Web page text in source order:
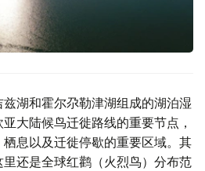
湖和霍尔尕勒津湖组成的湖泊湿
大陆候鸟迁徙路线的重要节点，
息以及迁徙停歇的重要区域。其
还是全球红鹳（火烈鸟）分布范